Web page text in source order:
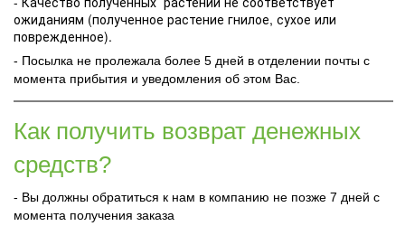
ожиданиям (полученное растение гнилое, сухое или
поврежденное).
- Посылка не пролежала более 5 дней в отделении почты с
момента прибытия и уведомления об этом Вас.
Как получить возврат денежных
средств?
- Вы должны обратиться к нам в компанию не позже 7 дней с
момента получения заказа